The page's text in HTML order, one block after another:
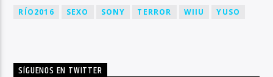
RÍO2016
SEXO SONY TERROR WIIU YUSO
SÍGUENOS EN TWITTER